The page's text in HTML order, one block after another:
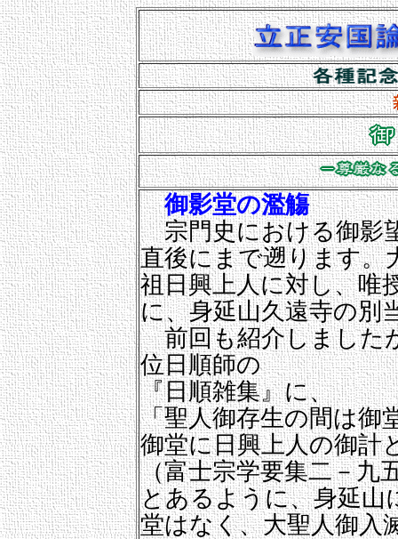
御影堂の濫觴
宗門史における御影
直後にまで遡ります。
祖日興上人に対し、唯
に、身延山久遠寺の別
前回も紹介しました
位日順師の
『日順雑集』に、
「聖人御存生の間は御
御堂に日興上人の御計
（富士宗学要集二－九
とあるように、身延山
堂はなく、大聖人御入